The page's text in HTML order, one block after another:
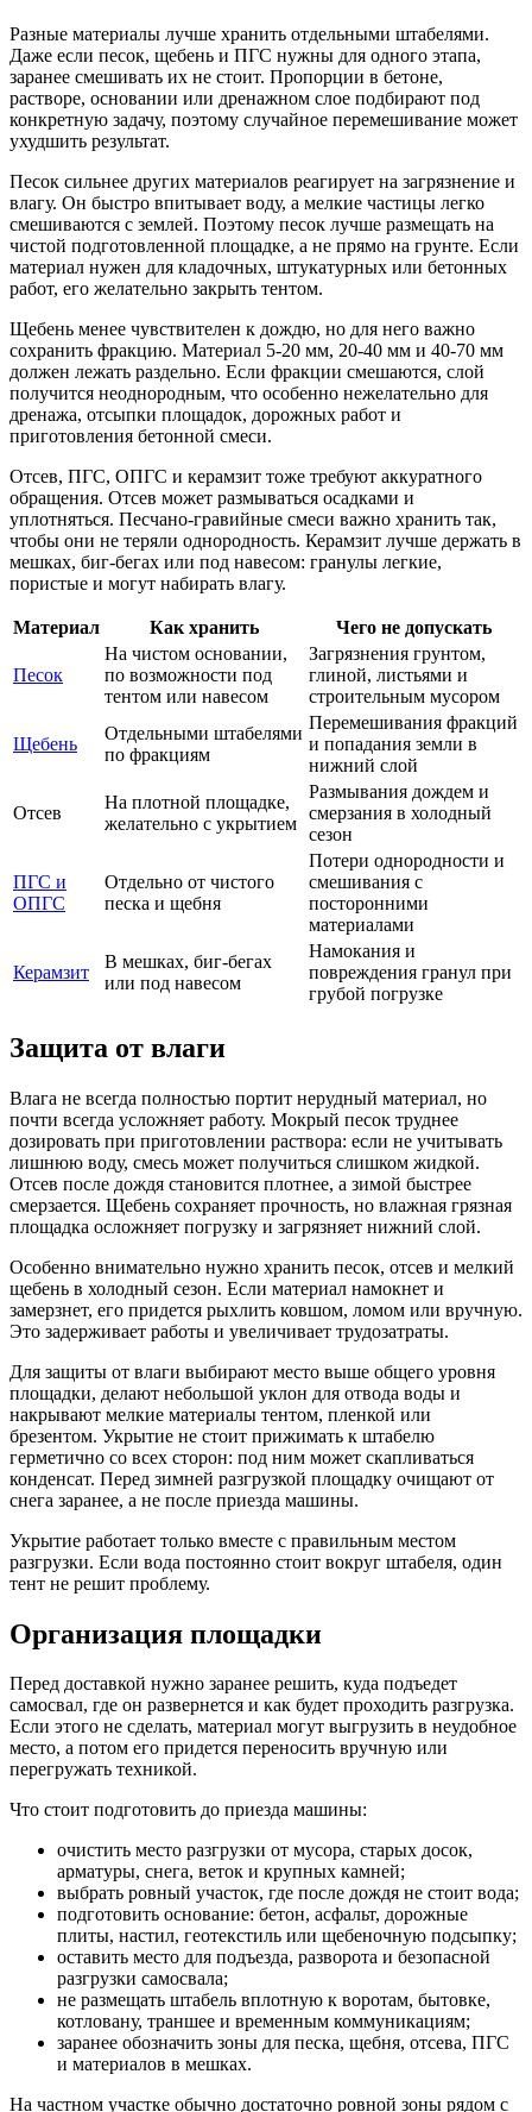
Разные материалы лучше хранить отдельными штабелями.
Даже если песок, щебень и ПГС нужны для одного этапа,
заранее смешивать их не стоит. Пропорции в бетоне,
растворе, основании или дренажном слое подбирают под
конкретную задачу, поэтому случайное перемешивание может
ухудшить результат.
Песок сильнее других материалов реагирует на загрязнение и
влагу. Он быстро впитывает воду, а мелкие частицы легко
смешиваются с землей. Поэтому песок лучше размещать на
чистой подготовленной площадке, а не прямо на грунте. Если
материал нужен для кладочных, штукатурных или бетонных
работ, его желательно закрыть тентом.
Щебень менее чувствителен к дождю, но для него важно
сохранить фракцию. Материал 5-20 мм, 20-40 мм и 40-70 мм
должен лежать раздельно. Если фракции смешаются, слой
получится неоднородным, что особенно нежелательно для
дренажа, отсыпки площадок, дорожных работ и
приготовления бетонной смеси.
Отсев, ПГС, ОПГС и керамзит тоже требуют аккуратного
обращения. Отсев может размываться осадками и
уплотняться. Песчано-гравийные смеси важно хранить так,
чтобы они не теряли однородность. Керамзит лучше держать в
мешках, биг-бегах или под навесом: гранулы легкие,
пористые и могут набирать влагу.
Материал Как хранить Чего не допускать
Песок
На чистом основании,
по возможности под
тентом или навесом
Загрязнения грунтом,
глиной, листьями и
строительным мусором
Щебень
Отдельными штабелями
по фракциям
Перемешивания фракций
и попадания земли в
нижний слой
Отсев
На плотной площадке,
желательно с укрытием
Размывания дождем и
смерзания в холодный
сезон
ПГС и
ОПГС
Отдельно от чистого
песка и щебня
Потери однородности и
смешивания с
посторонними
материалами
Керамзит
В мешках, биг-бегах
или под навесом
Намокания и
повреждения гранул при
грубой погрузке
Защита от влаги
Влага не всегда полностью портит нерудный материал, но
почти всегда усложняет работу. Мокрый песок труднее
дозировать при приготовлении раствора: если не учитывать
лишнюю воду, смесь может получиться слишком жидкой.
Отсев после дождя становится плотнее, а зимой быстрее
смерзается. Щебень сохраняет прочность, но влажная грязная
площадка осложняет погрузку и загрязняет нижний слой.
Особенно внимательно нужно хранить песок, отсев и мелкий
щебень в холодный сезон. Если материал намокнет и
замерзнет, его придется рыхлить ковшом, ломом или вручную.
Это задерживает работы и увеличивает трудозатраты.
Для защиты от влаги выбирают место выше общего уровня
площадки, делают небольшой уклон для отвода воды и
накрывают мелкие материалы тентом, пленкой или
брезентом. Укрытие не стоит прижимать к штабелю
герметично со всех сторон: под ним может скапливаться
конденсат. Перед зимней разгрузкой площадку очищают от
снега заранее, а не после приезда машины.
Укрытие работает только вместе с правильным местом
разгрузки. Если вода постоянно стоит вокруг штабеля, один
тент не решит проблему.
Организация площадки
Перед доставкой нужно заранее решить, куда подъедет
самосвал, где он развернется и как будет проходить разгрузка.
Если этого не сделать, материал могут выгрузить в неудобное
место, а потом его придется переносить вручную или
перегружать техникой.
Что стоит подготовить до приезда машины:
очистить место разгрузки от мусора, старых досок,
арматуры, снега, веток и крупных камней;
выбрать ровный участок, где после дождя не стоит вода;
подготовить основание: бетон, асфальт, дорожные
плиты, настил, геотекстиль или щебеночную подсыпку;
оставить место для подъезда, разворота и безопасной
разгрузки самосвала;
не размещать штабель вплотную к воротам, бытовке,
котловану, траншее и временным коммуникациям;
заранее обозначить зоны для песка, щебня, отсева, ПГС
и материалов в мешках.
На частном участке обычно достаточно ровной зоны рядом с